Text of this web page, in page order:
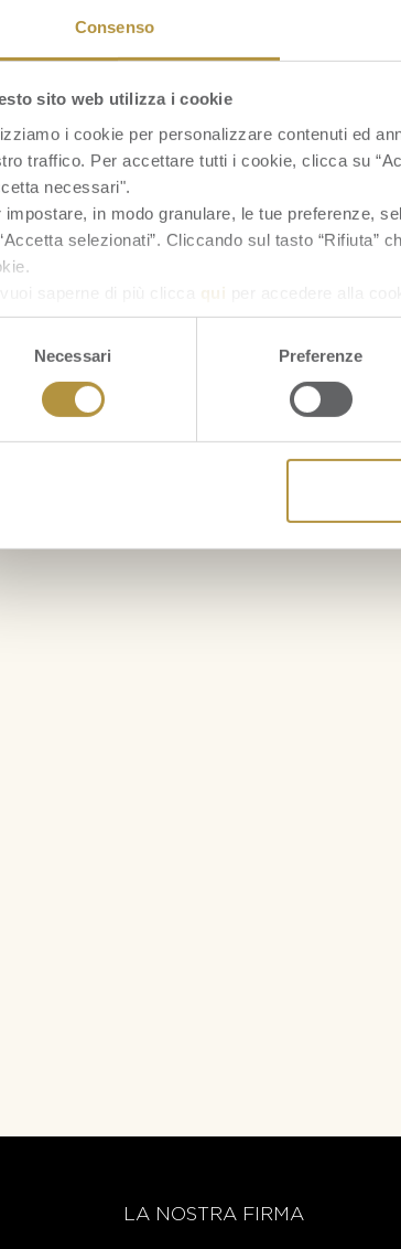
Consenso
sito web utilizza i cookie
i cookie per personalizzare contenuti ed
traffico. Per accettare tutti i cookie, clicca su
necessari".
impostare, in modo granulare, le tue preferenze,
selezionati”. Cliccando sul tasto “Rifiuta”
qui
Necessari Preferenze
LA NOSTRA FIRMA